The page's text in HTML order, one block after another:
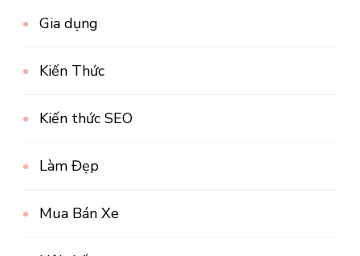
Gia dụng
Kiến Thức
Kiến thức SEO
Làm Đẹp
Mua Bán Xe